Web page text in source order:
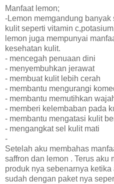
Manfaat lemon;
-Lemon memgandung
kulit seperti vitamin
lemon juga mempunyai
kesehatan kulit.
- mencegah penuaan dini
- menyembuhkan jerawat
- membuat kulit lebih cerah
- membantu mengurangi
- membantu memutihkan
- memberi kelembaban pada
- membantu mengatasi kulit
- mengangkat sel kulit mati
-
Setelah aku membahas
saffron dan lemon . Terus aku
produk nya sebenarnya
sudah dengan paket nya